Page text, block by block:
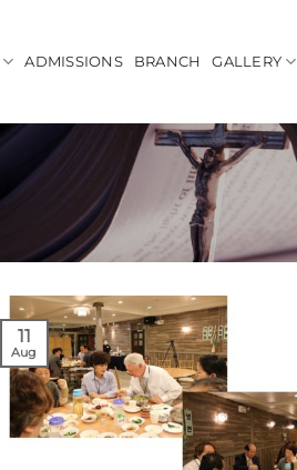
ADMISSIONS BRANCH GALLERY
11
Aug